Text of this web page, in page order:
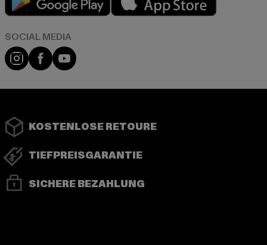
Instagram
FacebookYouTube
KOSTENLOSE RETOURE
TIEFPREISGARANTIE
SICHERE BEZAHLUNG